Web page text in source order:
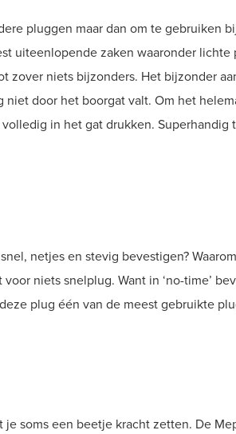
pluggen maar dan om te gebruiken
uiteenlopende zaken waaronder
zover niets bijzonders. Het bijzonder
door het boorgat valt. Om het
in het gat drukken. Superhandig
netjes en stevig bevestigen?
niets snelplug. Want in ‘no-time’
plug één van de meest gebruikte
soms een beetje kracht zetten. De